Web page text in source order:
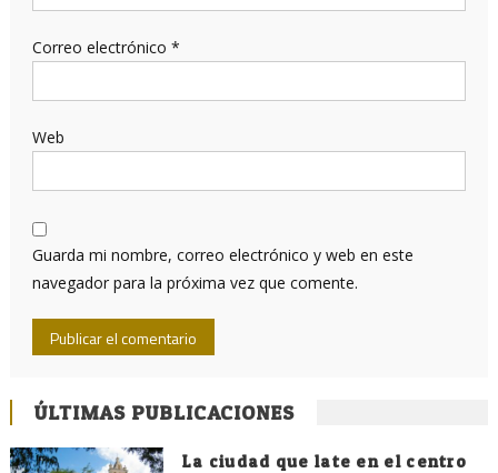
Correo electrónico *
Web
Guarda mi nombre, correo electrónico y web en este
navegador para la próxima vez que comente.
ÚLTIMAS PUBLICACIONES
La ciudad que late en el centro